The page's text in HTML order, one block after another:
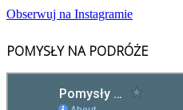
Obserwuj na Instagramie
POMYSŁY NA PODRÓŻE